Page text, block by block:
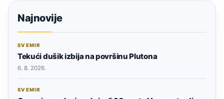
Najnovije
SVEMIR
Tekući dušik izbija na površinu Plutona
6. 8. 2026.
SVEMIR